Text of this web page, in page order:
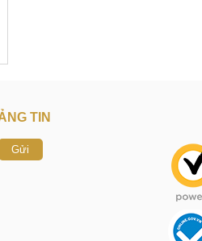
TIN
Gửi